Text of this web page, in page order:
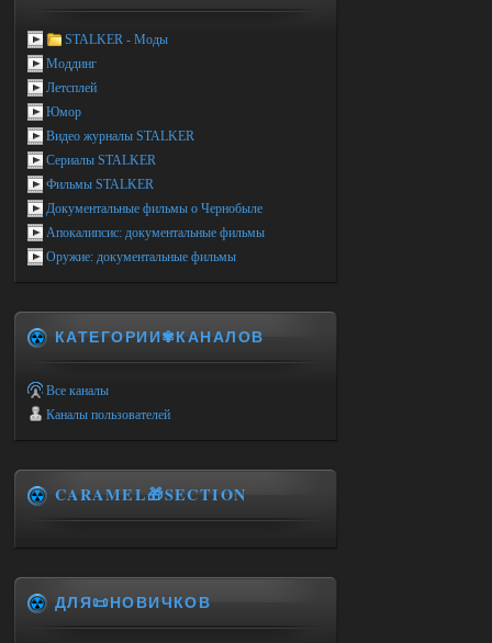
STALKER - Моды
Моддинг
Летсплей
Юмор
Видео журналы STALKER
Сериалы STALKER
Фильмы STALKER
Документальные фильмы о Чернобыле
Апокалипсис: документальные фильмы
Оружие: документальные фильмы
КАТЕГОРИИ✾КАНАЛОВ
Все каналы
Каналы пользователей
CARAMEL🎁SECTION
ДЛЯ📜НОВИЧКОВ